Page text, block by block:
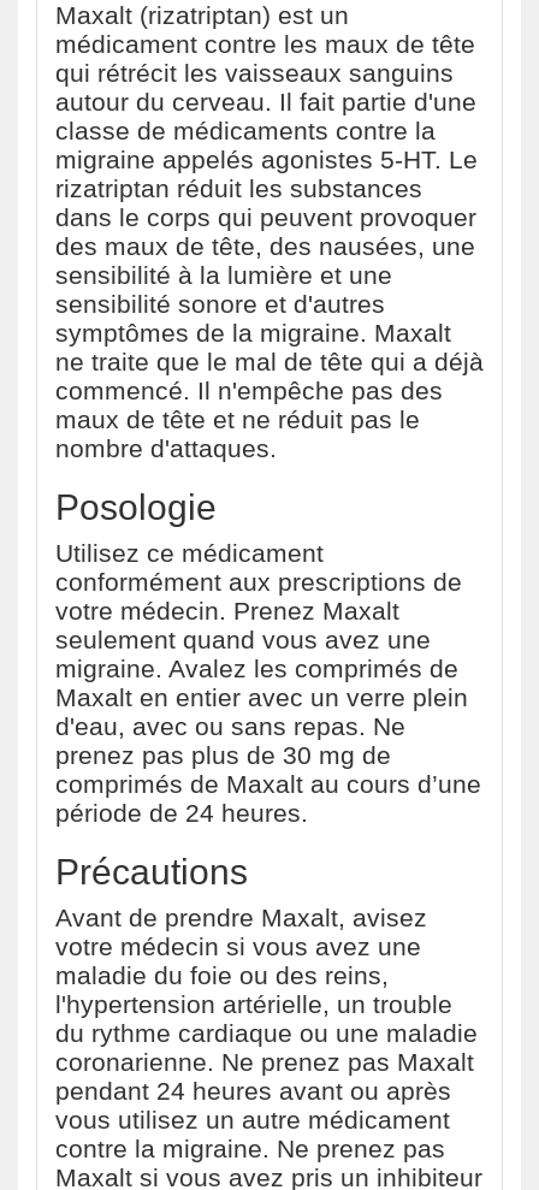
Maxalt (rizatriptan) est un
médicament contre les maux de tête
qui rétrécit les vaisseaux sanguins
autour du cerveau. Il fait partie d'une
classe de médicaments contre la
migraine appelés agonistes 5-HT. Le
rizatriptan réduit les substances
dans le corps qui peuvent provoquer
des maux de tête, des nausées, une
sensibilité à la lumière et une
sensibilité sonore et d'autres
symptômes de la migraine. Maxalt
ne traite que le mal de tête qui a déjà
commencé. Il n'empêche pas des
maux de tête et ne réduit pas le
nombre d'attaques.
Posologie
Utilisez ce médicament
conformément aux prescriptions de
votre médecin. Prenez Maxalt
seulement quand vous avez une
migraine. Avalez les comprimés de
Maxalt en entier avec un verre plein
d'eau, avec ou sans repas. Ne
prenez pas plus de 30 mg de
comprimés de Maxalt au cours d’une
période de 24 heures.
Précautions
Avant de prendre Maxalt, avisez
votre médecin si vous avez une
maladie du foie ou des reins,
l'hypertension artérielle, un trouble
du rythme cardiaque ou une maladie
coronarienne. Ne prenez pas Maxalt
pendant 24 heures avant ou après
vous utilisez un autre médicament
contre la migraine. Ne prenez pas
Maxalt si vous avez pris un inhibiteur